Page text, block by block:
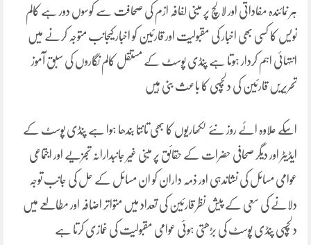
ہر نمائندہ مفاداتی اور لالچ پر مبنی لفافہ ازم کی صحافت سے کوسوں دور ہے کالم
نویس کا کسی بھی اخبار کی مقبولیت اور قارئین کو اخبار کیجانب متوجہ کرنے میں
انتہائی اہم کردار ہوتا ہے پنڈی پوسٹ کے مستقل کالم نگاروں کی سبق آموز
تحریریں قارئین کی دلچسپی کا باعث بنی ہیں
اسکے علاوہ ائے روز نئے لکھاریوں کا بھی تانتا بندھا ہوا ہے پنڈی پوسٹ کے
ایڈیٹر اور دیگر صحافی حضرات کے حقائق پر مبنی غیر جانبدارانہ تجزیے اور اجتماعی
عوامی مسائل کی نشاندہی اور ذمہ داران کو ان مسائل کے حل کی جانب توجہ
دلانے کی سعی کے پیش نظر قارئین کی تعداد میں متواتر اضافہ اور مطالعے میں
دلچسپی پنڈی پوسٹ کی بڑھتی ہوئی عوامی مقبولیت کی غمازی کرتا ہے